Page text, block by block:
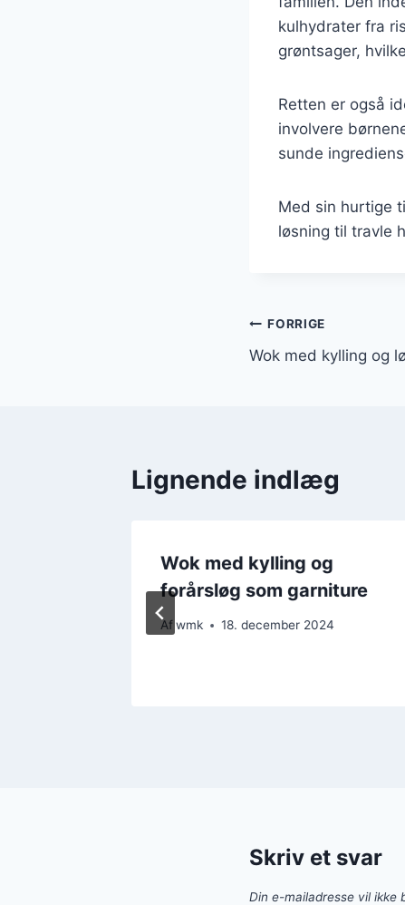
kulhydrater fra
grøntsager,
Retten er også
involvere
sunde
Med sin hurtige
løsning til travle
FORRIGE
Wok med kylling og
Lignende indlæg
Wok med kylling og
forårsløg som garniture
Afwmk 18. december 2024
Skriv et svar
Din e-mailadresse vil ikke